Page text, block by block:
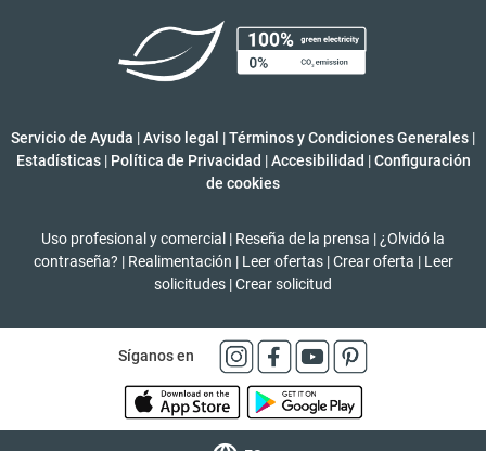
Servicio de Ayuda |Aviso legal |Términos y Condiciones Generales |
Estadísticas | Política de Privacidad | Accesibilidad | Configuración
de cookies
Uso profesional y comercial | Reseña de la prensa | ¿Olvidó la
contraseña? | Realimentación | Leer ofertas | Crear oferta | Leer
solicitudes |Crear solicitud
Síganos en